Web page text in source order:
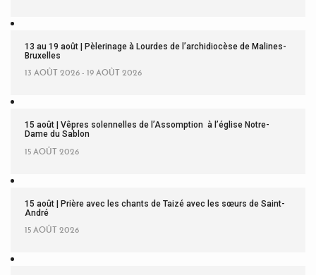
13 au 19 août | Pèlerinage à Lourdes de l’archidiocèse de Malines-
Bruxelles
13 AOÛT 2026 - 19 AOÛT 2026
15 août | Vêpres solennelles de l’Assomption à l’église Notre-
Dame du Sablon
15 AOÛT 2026
15 août | Prière avec les chants de Taizé avec les sœurs de Saint-
André
15 AOÛT 2026